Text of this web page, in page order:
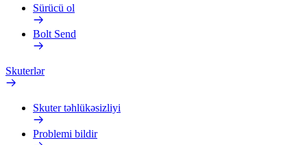
Sürücü ol
Bolt Send
Skuterlər
Skuter təhlükəsizliyi
Problemi bildir